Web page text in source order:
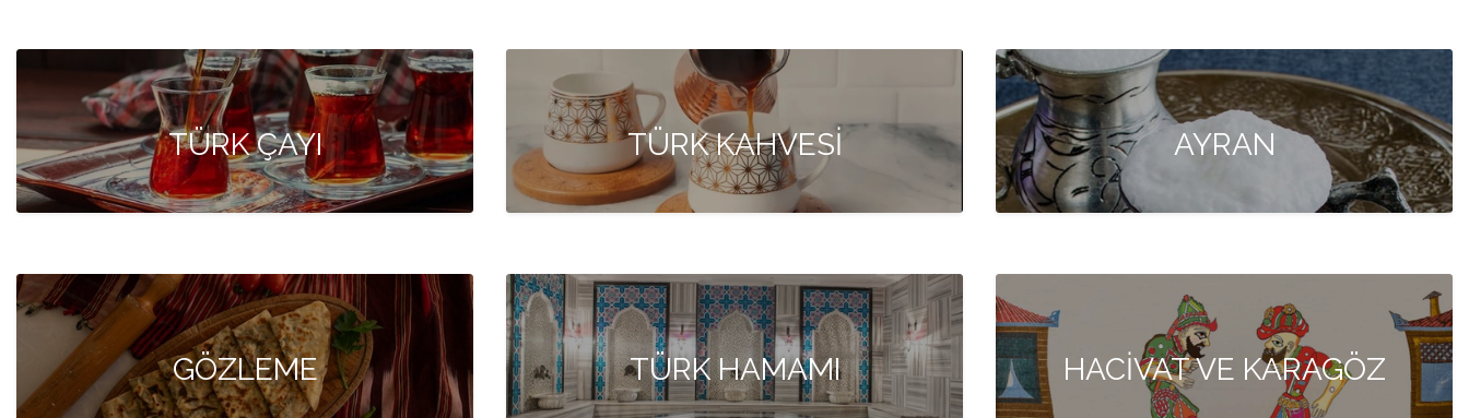
TÜRK ÇAYI TÜRK KAHVESİ AYRAN
GÖZLEME TÜRK HAMAMI HACİVAT VE KARAGÖZ